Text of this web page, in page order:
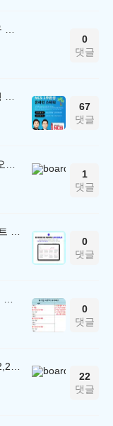
0
댓글
67
댓글
1
댓글
0
댓글
0
댓글
22
댓글